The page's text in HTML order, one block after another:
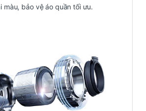
màu, bảo vệ áo quần tối ưu.